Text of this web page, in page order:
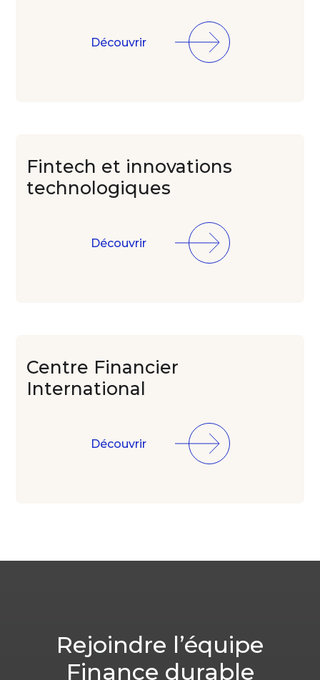
Découvrir
Fintech et innovations
technologiques
Découvrir
Centre Financier
International
Découvrir
Rejoindre l’équipe
Finance durable